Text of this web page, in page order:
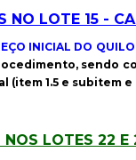
NO LOTE 15 -
INICIAL DO
sendo
1.5 e subitem
LOTES 22